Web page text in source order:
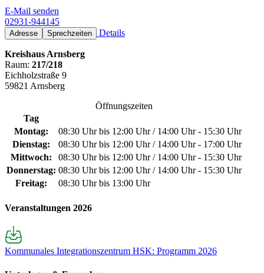
E-Mail senden
02931-944145
Adresse Sprechzeiten Details
Kreishaus Arnsberg
Raum: 217/218
Eichholzstraße 9
59821 Arnsberg
Öffnungszeiten
Tag
Montag:
08:30 Uhr bis 12:00 Uhr / 14:00 Uhr - 15:30 Uhr
Dienstag:
08:30 Uhr bis 12:00 Uhr / 14:00 Uhr - 17:00 Uhr
Mittwoch:
08:30 Uhr bis 12:00 Uhr / 14:00 Uhr - 15:30 Uhr
Donnerstag: 08:30 Uhr bis 12:00 Uhr / 14:00 Uhr - 15:30 Uhr
Freitag:
08:30 Uhr bis 13:00 Uhr
Veranstaltungen 2026
Kommunales Integrationszentrum HSK: Programm 2026